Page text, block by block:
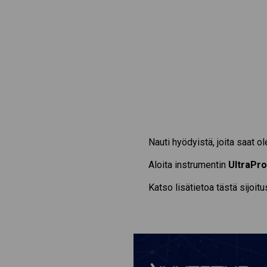
Nauti hyödyistä, joita saat
Aloita instrumentin UltraPro
Katso lisätietoa tästä